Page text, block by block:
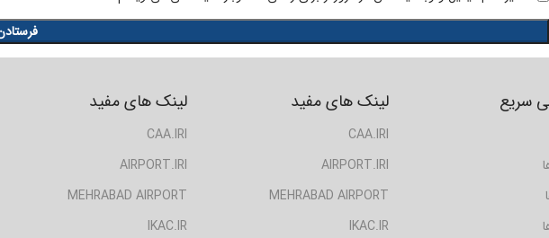
لینک های مفید
CAA.IRI
AIRPORT.IRI
MEHRABAD AIRPORT
IKAC.IR
لینک های مفید
CAA.IRI
AIRPORT.IRI
MEHRABAD AIRPORT
IKAC.IR
سریع